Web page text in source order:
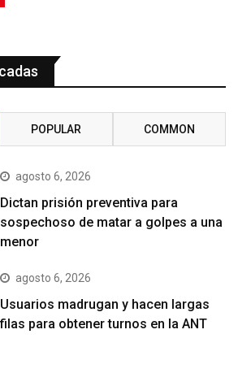
POPULAR COMMON
agosto 6, 2026
Dictan prisión preventiva para
sospechoso de matar a golpes a una
menor
agosto 6, 2026
Usuarios madrugan y hacen largas
filas para obtener turnos en la ANT